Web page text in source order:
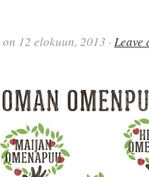
on 12 elokuun, 2013 · Leave